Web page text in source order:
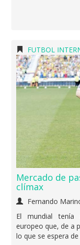
FUTBOL
Mercado de
clímax
Fernando
El mundial tenía
europeo que, de a
lo que se espera